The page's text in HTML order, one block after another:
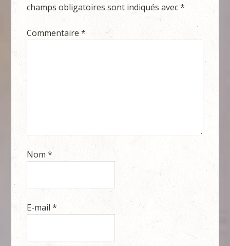
champs obligatoires sont indiqués avec*
Commentaire*
Nom*
E-mail*